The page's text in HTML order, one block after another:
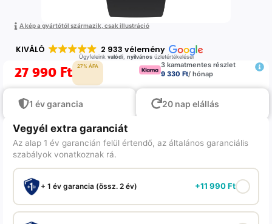
A kép a gyártótól származik, csak illustráció
KIVÁLÓ 2 933 vélemény
Ügyfeleink valódi, nyilvánosüzletértékelései
27 990 Ft 27% ÁFA
3 kamatmentes részlet
9 330 Ft/ hónap
1 év garancia 20 nap elállás
Vegyél extra garanciát
Az alap 1 év garancián felül értendő, az általános garanciális
szabályok vonatkoznak rá.
+ 1 év garancia (össz. 2 év) +11 990Ft